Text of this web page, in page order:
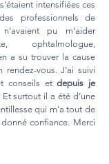
intensifiées ces
professionnels de
pu m’aider
ophtalmologue,
a su trouver la cause
vous. J’ai suivi
conseils etdepuis je
Et surtout il a été d’une
qui m’a tout de
confiance. Merci